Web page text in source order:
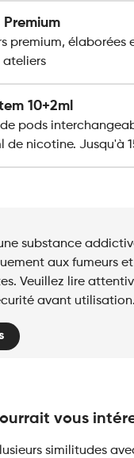
Premium
premium, élaborées
ateliers
10+2ml
pods
de nicotine. Jusqu'à
substance
aux fumeurs
Veuillez lire
avant utilisation.
vous
similitudes